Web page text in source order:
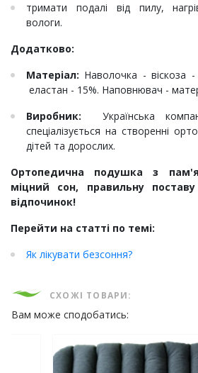
тримати подалі від пилу,
вологи.
Додатково:
Матеріал: Наволочка - віскоза
еластан - 15%. Наповнювач -
Виробник: Українська
спеціалізується на створенні
дітей та дорослих.
Ортопедична подушка з
міцний сон, правильну
відпочинок!
Перейти на статті по темі:
Як лікувати безсоння?
СХОЖІ ТОВАРИ:
Вам може сподобатись: